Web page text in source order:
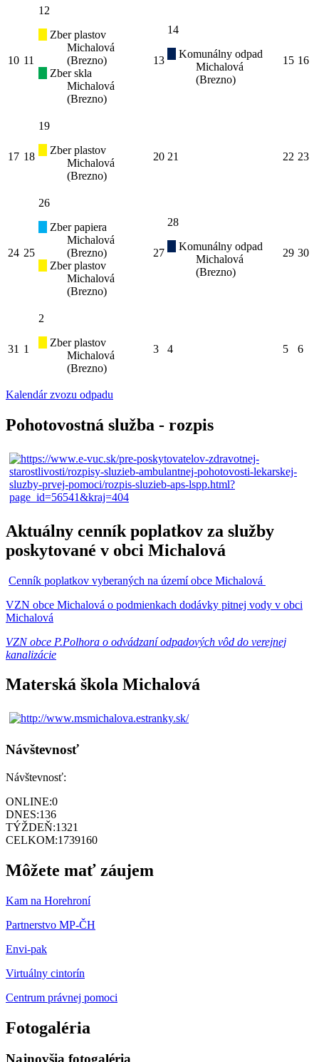
10 11
12
Zber plastov
Michalová
(Brezno)
Zber skla
Michalová
(Brezno)
13
14
Komunálny odpad
Michalová
(Brezno)
15 16
17 18
19
Zber plastov
Michalová
(Brezno)
20 21 22 23
24 25
26
Zber papiera
Michalová
(Brezno)
Zber plastov
Michalová
(Brezno)
27
28
Komunálny odpad
Michalová
(Brezno)
29 30
31 1
2
Zber plastov
Michalová
(Brezno)
3 4 5 6
Kalendár zvozu odpadu
Pohotovostná služba - rozpis
Aktuálny cenník poplatkov za služby
poskytované v obci Michalová
Cenník poplatkov vyberaných na území obce Michalová
VZN obce Michalová o podmienkach dodávky pitnej vody v obci
Michalová
VZN obce P.Polhora o odvádzaní odpadových vôd do verejnej
kanalizácie
Materská škola Michalová
Návštevnosť
Návštevnosť:
ONLINE:0
DNES:136
TÝŽDEŇ:1321
CELKOM:1739160
Môžete mať záujem
Kam na Horehroní
Partnerstvo MP-ČH
Envi-pak
Virtuálny cintorín
Centrum právnej pomoci
Fotogaléria